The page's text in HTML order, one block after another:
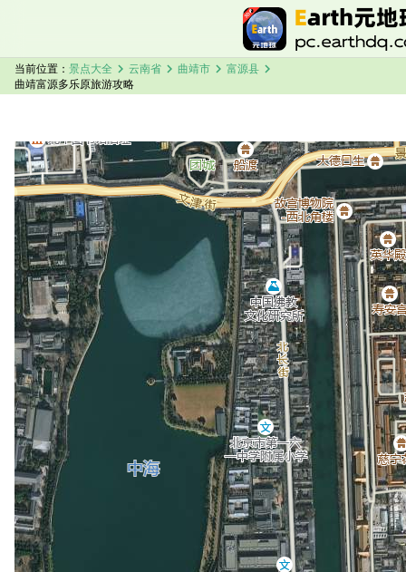
当前位置： 景点大全 chevron_right 云南省 chevron_right 曲靖市 chevron_right 富源县 chevron_right
曲靖富源多乐原旅游攻略
曲靖富源多乐原卫星地图加载中，请稍候...